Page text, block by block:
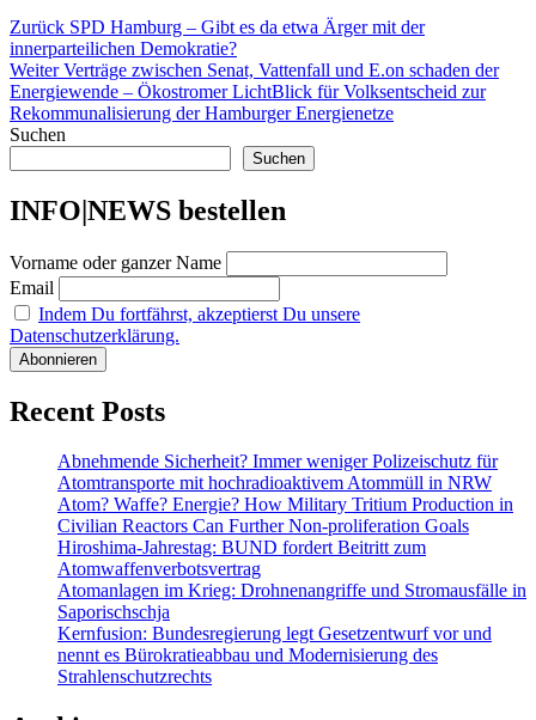
Beitragsnavigation
Zurück Vorheriger
Beitrag:
SPD Hamburg – Gibt es da etwa Ärger mit der
innerparteilichen Demokratie?
Weiter Nächster
Beitrag:
Verträge zwischen Senat, Vattenfall und E.on schaden der
Energiewende – Ökostromer LichtBlick für Volksentscheid zur
Rekommunalisierung der Hamburger Energienetze
Suchen
Suchen
INFO|NEWS bestellen
Vorname oder ganzer Name
Email
Indem Du fortfährst, akzeptierst Du unsere
Datenschutzerklärung.
Recent Posts
Abnehmende Sicherheit? Immer weniger Polizeischutz für
Atomtransporte mit hochradioaktivem Atommüll in NRW
Atom? Waffe? Energie? How Military Tritium Production in
Civilian Reactors Can Further Non-proliferation Goals
Hiroshima-Jahrestag: BUND fordert Beitritt zum
Atomwaffenverbotsvertrag
Atomanlagen im Krieg: Drohnenangriffe und Stromausfälle in
Saporischschja
Kernfusion: Bundesregierung legt Gesetzentwurf vor und
nennt es Bürokratieabbau und Modernisierung des
Strahlenschutzrechts